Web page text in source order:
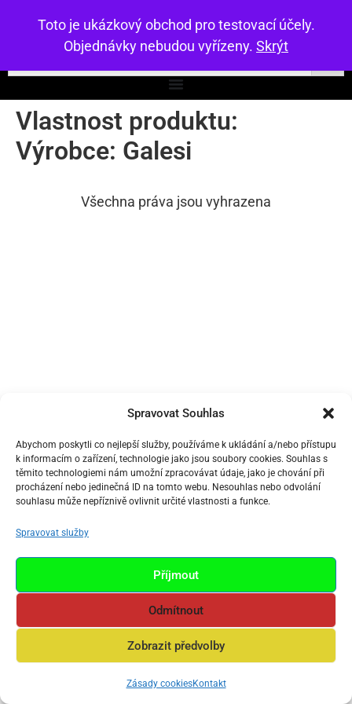
Spravovat Souhlas
Abychom poskytli co nejlepší služby, používáme k ukládání a/nebo přístupu
k informacím o zařízení, technologie jako jsou soubory cookies. Souhlas s
těmito technologiemi nám umožní zpracovávat údaje, jako je chování při
procházení nebo jedinečná ID na tomto webu. Nesouhlas nebo odvolání
souhlasu může nepříznivě ovlivnit určité vlastnosti a funkce.
Spravovat služby
Příjmout
Odmítnout
Zobrazit předvolby
Zásady cookiesKontakt
Toto je ukázkový obchod pro testovací účely.
Objednávky nebudou vyřízeny. Skrýt
Vlastnost produktu:
Výrobce: Galesi
Všechna práva jsou vyhrazena